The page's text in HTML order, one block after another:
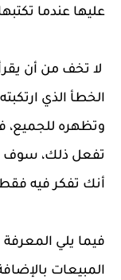
عليها عندما
لا تخف من أن
الخطأ الذي
وتظهره للجميع،
تفعل ذلك، سوف
أنك تفكر فيه فقط
فيما يلي
المبيعات